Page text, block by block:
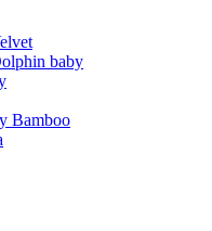
baby
Bamboo